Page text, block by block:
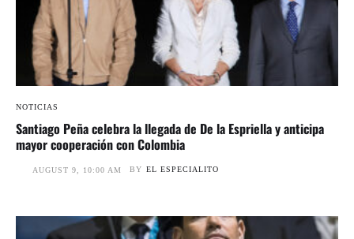
NOTICIAS
Santiago Peña celebra la llegada de De la Espriella y anticipa
mayor cooperación con Colombia
AUGUST 9, 10:00 AM BY EL ESPECIALITO